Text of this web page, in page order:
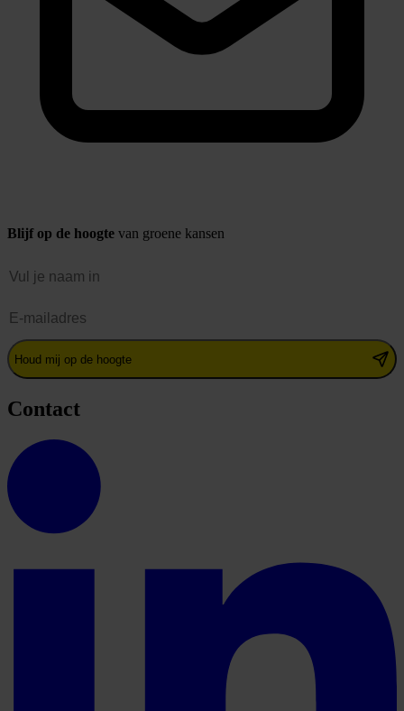
Blijf op de hoogte van groene kansen
Houd mij op de hoogte
Contact